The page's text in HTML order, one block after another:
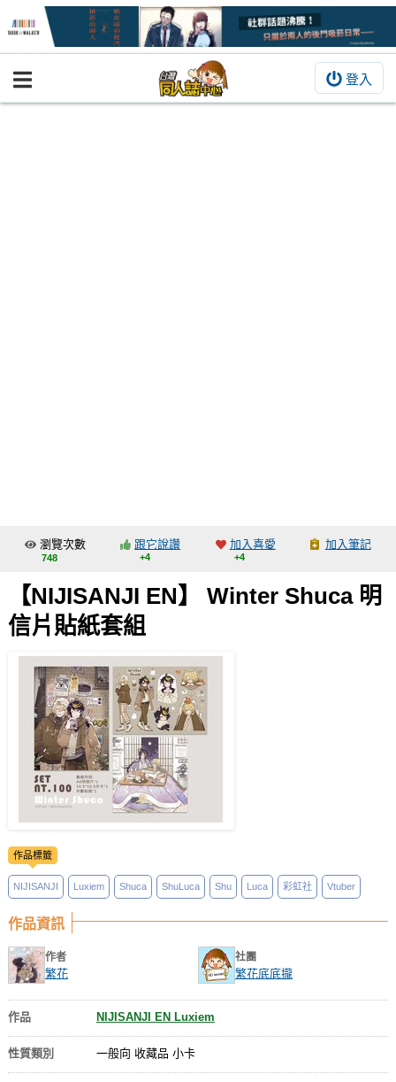
登入
BOOKY書集倉庫
交流中心
會員功能選單
註冊會員
登入
瀏覽次數
748
跟它說讚
+4
加入喜愛
+4
加入筆記
【NIJISANJI EN】 Winter Shuca 明
信片貼紙套組
作品標籤
NIJISANJI Luxiem Shuca ShuLuca Shu Luca 彩虹社 Vtuber
作品資訊
作者
繁花
社團
繁花底底攏
作品 NIJISANJI EN Luxiem
性質類別 一般向 收藏品 小卡